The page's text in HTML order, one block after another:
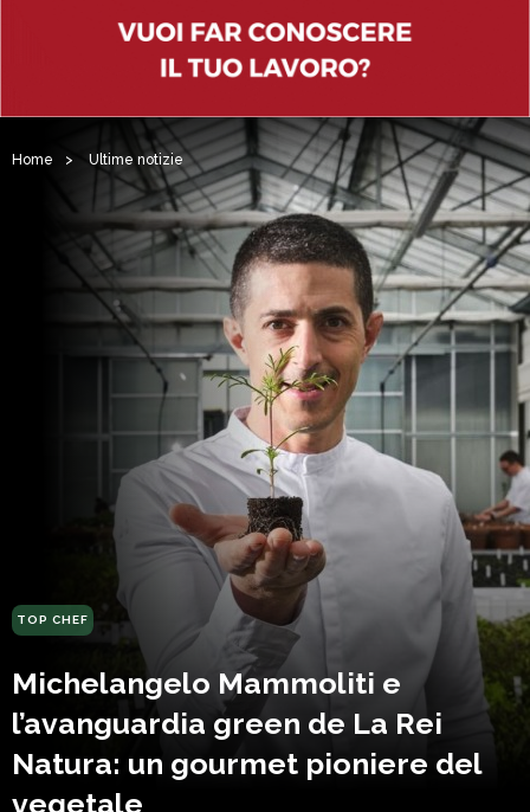
Home > Ultime notizie
TOP CHEF
Michelangelo Mammoliti e
l’avanguardia green de La Rei
Natura: un gourmet pioniere del
vegetale